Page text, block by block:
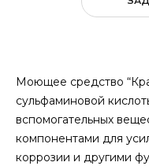
Моющее средство
сульфаминовой
вспомогательных
компонентами для
коррозии и другими